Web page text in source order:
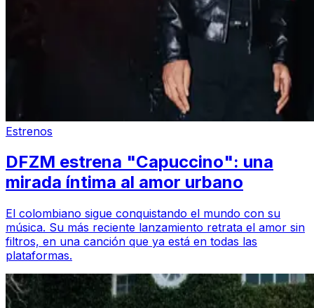
Estrenos
DFZM estrena "Capuccino": una
mirada íntima al amor urbano
El colombiano sigue conquistando el mundo con su
música. Su más reciente lanzamiento retrata el amor sin
filtros, en una canción que ya está en todas las
plataformas.